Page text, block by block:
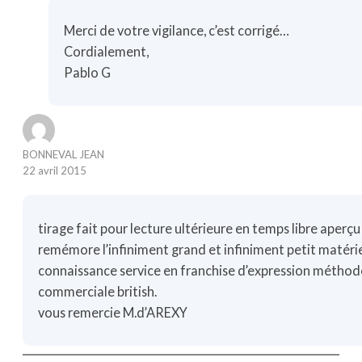
Merci de votre vigilance, c’est corrigé…
Cordialement,
Pablo G
BONNEVAL JEAN
22 avril 2015
tirage fait pour lecture ultérieure en temps libre
remémore l’infiniment grand et infiniment petit
connaissance service en franchise d’expression
commerciale british.
vous remercie M.d’AREXY